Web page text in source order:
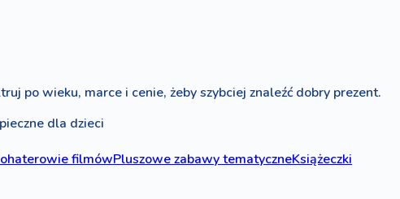
po wieku, marce i cenie, żeby szybciej znaleźć dobry prezent.
dla dzieci
filmówPluszowe zabawy tematyczneKsiążeczki